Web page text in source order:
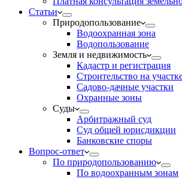
Статьи
Природопользование
Водоохранная зона
Водопользование
Земля и недвижимость
Кадастр и регистрация
Строительство на
Садово-дачные участки
Охранные зоны
Суды
Арбитражный суд
Суд общей юрисдикции
Банковские споры
Вопрос-ответ
По природопользованию
По водоохранным зонам